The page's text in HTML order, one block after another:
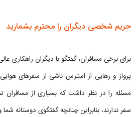
حریم شخصی دیگران را محترم بشمارید
برای برخی مسافران، گفتگو با دیگران راهکاری
پرواز و رهایی از استرس ناشی از سفرهای
مسئله را در نظر داشت که بسیاری از
سفر ندارند، بنابراین چنانچه گفتگوی دوستانه